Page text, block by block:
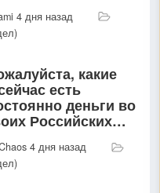
4 дня назад
какие
есть
деньги во
Российских
но работаешь
во...
4 дня назад